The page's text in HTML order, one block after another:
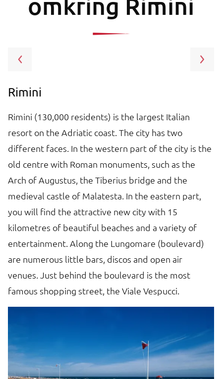
Rimini
Rimini (130,000 residents) is the largest Italian
resort on the Adriatic coast. The city has two
different faces. In the western part of the city is the
old centre with Roman monuments, such as the
Arch of Augustus, the Tiberius bridge and the
medieval castle of Malatesta. In the eastern part,
you will find the attractive new city with 15
kilometres of beautiful beaches and a variety of
entertainment. Along the Lungomare (boulevard)
are numerous little bars, discos and open air
venues. Just behind the boulevard is the most
famous shopping street, the Viale Vespucci.